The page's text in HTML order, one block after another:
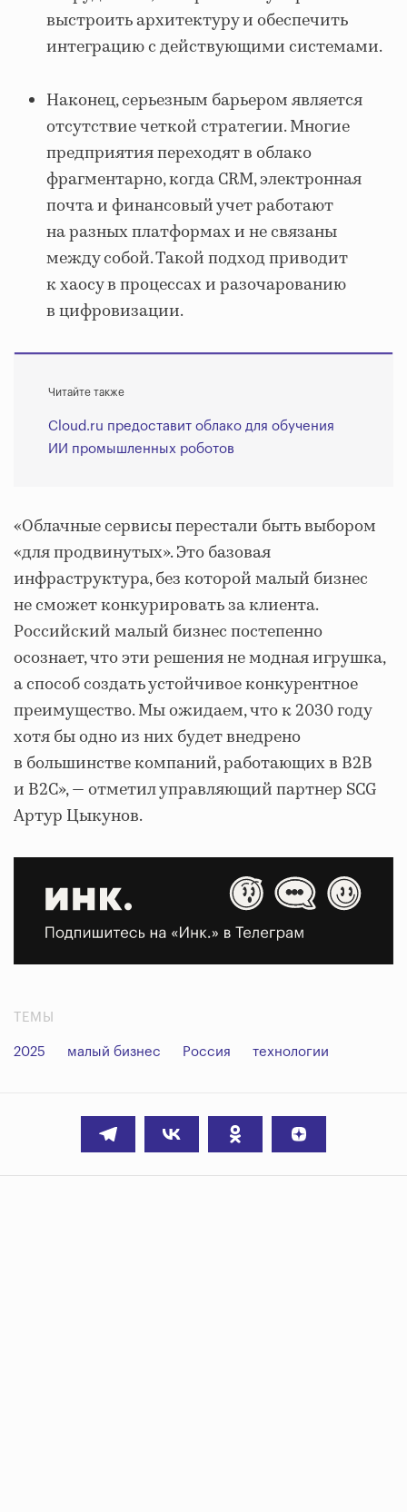
выстроить архитектуру и обеспечить
интеграцию с действующими системами.
Наконец, серьезным барьером является
отсутствие четкой стратегии. Многие
предприятия переходят в облако
фрагментарно, когда CRM, электронная
почта и финансовый учет работают
на разных платформах и не связаны
между собой. Такой подход приводит
к хаосу в процессах и разочарованию
в цифровизации.
Читайте также
Cloud.ru предоставит облако для обучения
ИИ промышленных роботов
«Облачные сервисы перестали быть выбором
«для продвинутых». Это базовая
инфраструктура, без которой малый бизнес
не сможет конкурировать за клиента.
Российский малый бизнес постепенно
осознает, что эти решения не модная игрушка,
а способ создать устойчивое конкурентное
преимущество. Мы ожидаем, что к 2030 году
хотя бы одно из них будет внедрено
в большинстве компаний, работающих в B2B
и B2C», — отметил управляющий партнер SCG
Артур Цыкунов.
ТЕМЫ
2025 малый бизнес Россия технологии